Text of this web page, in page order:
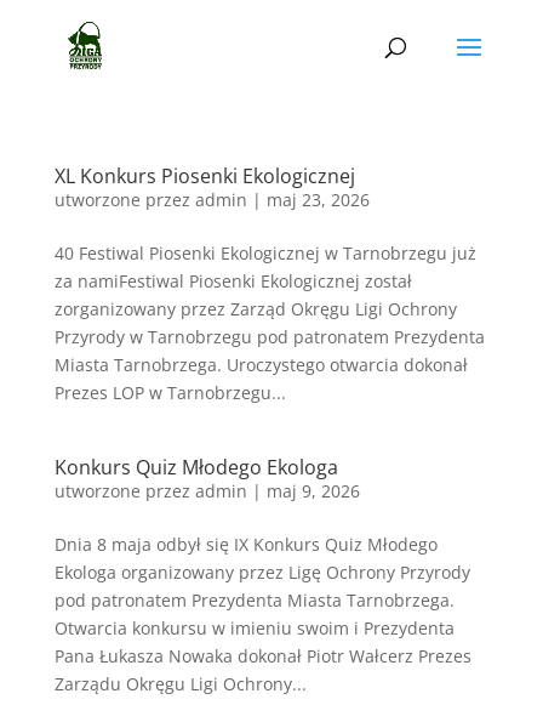
XL Konkurs Piosenki Ekologicznej
utworzone przez admin | maj 23, 2026
40 Festiwal Piosenki Ekologicznej w Tarnobrzegu już
za namiFestiwal Piosenki Ekologicznej został
zorganizowany przez Zarząd Okręgu Ligi Ochrony
Przyrody w Tarnobrzegu pod patronatem Prezydenta
Miasta Tarnobrzega. Uroczystego otwarcia dokonał
Prezes LOP w Tarnobrzegu...
Konkurs Quiz Młodego Ekologa
utworzone przez admin | maj 9, 2026
Dnia 8 maja odbył się IX Konkurs Quiz Młodego
Ekologa organizowany przez Ligę Ochrony Przyrody
pod patronatem Prezydenta Miasta Tarnobrzega.
Otwarcia konkursu w imieniu swoim i Prezydenta
Pana Łukasza Nowaka dokonał Piotr Wałcerz Prezes
Zarządu Okręgu Ligi Ochrony...